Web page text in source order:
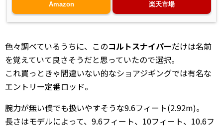
Amazon 楽天市場
色々調べているうちに、このコルトスナイパーだけは名前
を覚えていて良さそうだと思っていたので選択。
これ買っときゃ間違いない的なショアジギングでは有名な
エントリー定番ロッド。
腕力が無い僕でも扱いやすそうな9.6フィート(2.92m)。
長さはモデルによって、9.6フィート、10フィート、10.6フ